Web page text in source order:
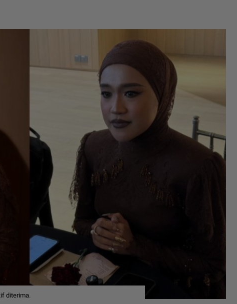
diterima.